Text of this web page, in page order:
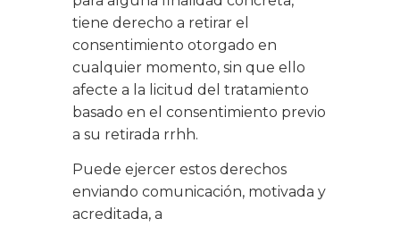
tiene derecho a retirar el
consentimiento otorgado en
cualquier momento, sin que ello
afecte a la licitud del tratamiento
basado en el consentimiento previo
a su retirada rrhh.
Puede ejercer estos derechos
enviando comunicación, motivada y
acreditada, a